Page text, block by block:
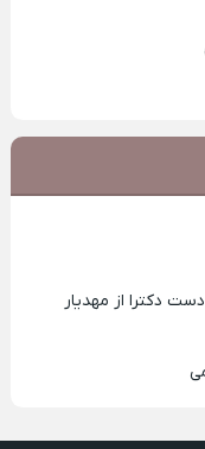
دکترا از مهدیار